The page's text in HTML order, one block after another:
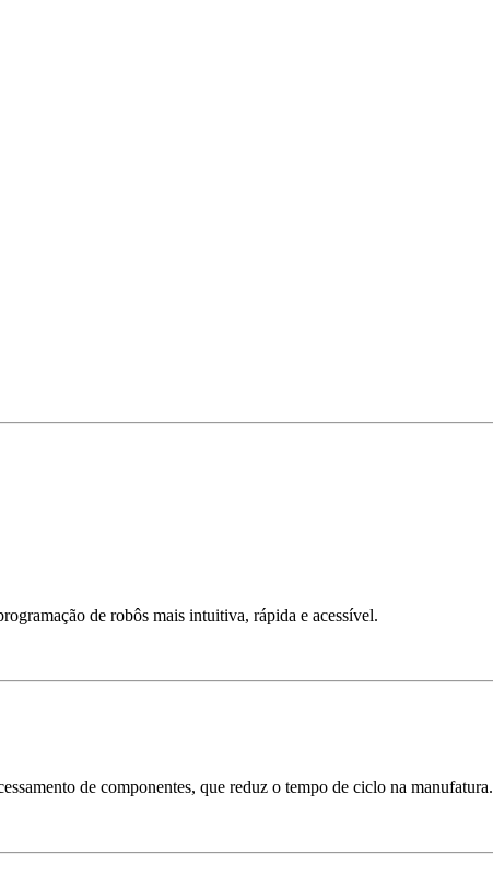
de robôs mais intuitiva, rápida e acessível.
de componentes, que reduz o tempo de ciclo na manufatura.